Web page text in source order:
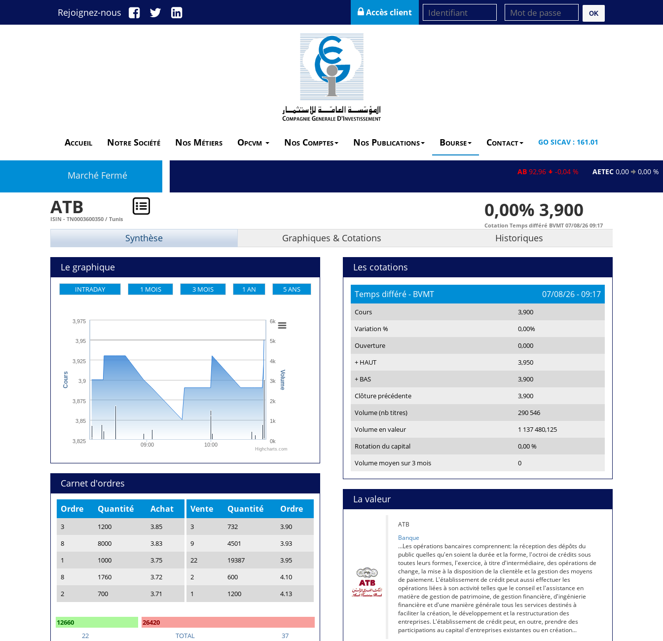
Rejoignez-nous Accès client OK
Accueil Notre Société Nos Métiers Opcvm Nos Comptes Nos Publications Bourse Contact GO SICAV : 161.01
Marché Fermé 92,96 -0,04 % AETEC 0,00 0,00 %
ATB
ISIN - TN0003600350 / Tunis 0,00% 3,900
Cotation Temps différé BVMT 07/08/26 09:17
Synthèse Graphiques & Cotations Historiques
Le graphique
INTRADAY 1 MOIS 3 MOIS 1 AN 5 ANS
Cours Volume
09:00 10:00
3,825
3,85
3,875
3,9
3,925
3,95
3,975
0k
1k
2k
3k
4k
5k
6k
Highcharts.com
Carnet d'ordres
Ordre Quantité Achat
3 1200
3.85
8
8000
3.83
1
1000
3.75
8
1760
3.72
2
700 3.71
Vente Quantité Ordre
3 732
3.90
9
4501
3.93
22
19387
3.95
2
600
4.10
1
1200 4.13
12660
26420
22
TOTAL 37
Les cotations
Temps différé - BVMT 07/08/26-09:17
Cours
3,900
Variation %
0,00%
Ouverture
0,000
+ HAUT
3,950
+ BAS
3,900
Clôture précédente
3,900
Volume (nb titres)
290 546
Volume en valeur
1 137 480,125
Rotation du capital
0,00 %
Volume moyen sur 3 mois
0
La valeur
ATB
Banque
…Les opérations bancaires comprennent: la réception des dépôts du
public quelles qu'en soient la durée et la forme, l'octroi de crédits sous
toutes leurs formes, l'exercice, à titre d'intermédiaire, des opérations de
change, la mise à la disposition de la clientèle et la gestion des moyens
de paiement. L'établissement de crédit peut aussi effectuer les
opérations liées à son activité telles que le conseil et l'assistance en
matière de gestion de patrimoine, de gestion financière, d'ingénierie
financière et d'une manière générale tous les services destinés à
faciliter la création, le développement et la restructuration des
entreprises. L'établissement de crédit peut, en outre, prendre des
participations au capital d'entreprises existantes ou en création...